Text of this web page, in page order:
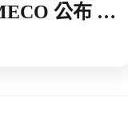
公布 8